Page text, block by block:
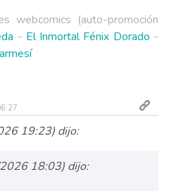
webcomics (auto-promoción
- El Inmortal Fénix Dorado -
19:23) dijo:
18:03) dijo: